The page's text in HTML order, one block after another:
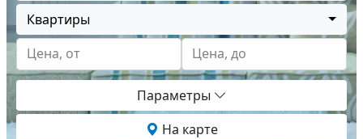
Квартиры
Цена, от
Цена, до
Параметры
На карте